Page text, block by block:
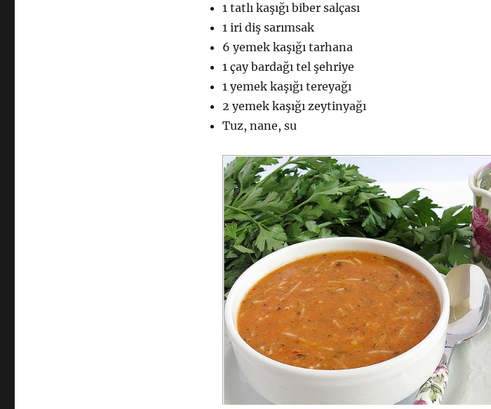
1 tatlı kaşığı biber salçası
1 iri diş sarımsak
6 yemek kaşığı tarhana
1 çay bardağı tel şehriye
1 yemek kaşığı tereyağı
2 yemek kaşığı zeytinyağı
Tuz, nane, su